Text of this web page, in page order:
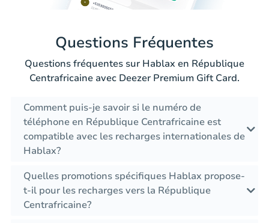
Questions Fréquentes
Questions fréquentes sur Hablax en République
Centrafricaine avec Deezer Premium Gift Card.
Comment puis-je savoir si le numéro de
téléphone en République Centrafricaine est
compatible avec les recharges internationales de
Hablax?
Quelles promotions spécifiques Hablax propose-
t-il pour les recharges vers la République
Centrafricaine?